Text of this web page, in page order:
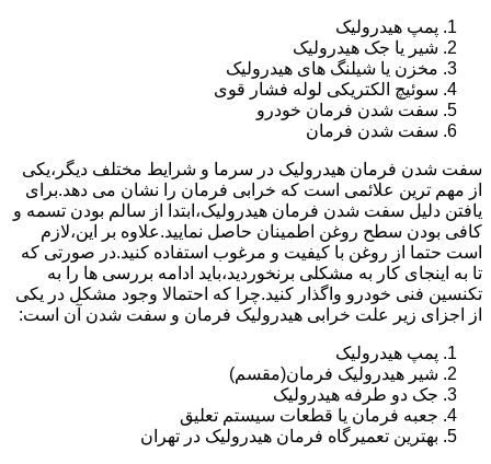
پمپ هیدرولیک
شیر یا جک هیدرولیک
مخزن یا شیلنگ های هیدرولیک
سوئیچ الکتریکی لوله فشار قوی
سفت شدن فرمان خودرو
سفت شدن فرمان
سفت شدن فرمان هیدرولیک در سرما و شرایط مختلف دیگر،یکی
از مهم ترین علائمی است که خرابی فرمان را نشان می دهد.برای
یافتن دلیل سفت شدن فرمان هیدرولیک،ابتدا از سالم بودن تسمه و
کافی بودن سطح روغن اطمینان حاصل نمایید.علاوه بر این،لازم
است حتما از روغن با کیفیت و مرغوب استفاده کنید.در صورتی که
تا به اینجای کار به مشکلی برنخوردید،باید ادامه بررسی ها را به
تکنسین فنی خودرو واگذار کنید.چرا که احتمالا وجود مشکل در یکی
از اجزای زیر علت خرابی هیدرولیک فرمان و سفت شدن آن است:
پمپ هیدرولیک
شیر هیدرولیک فرمان(مقسم)
جک دو طرفه هیدرولیک
جعبه فرمان یا قطعات سیستم تعلیق
بهترین تعمیرگاه فرمان هیدرولیک در تهران